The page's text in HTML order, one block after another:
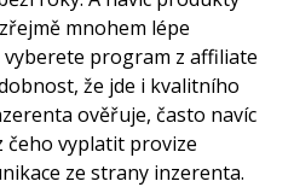
mnohem lépe
vyberete program z affiliate
že jde i kvalitního
ověřuje, často navíc
čeho vyplatit provize
ze strany inzerenta.